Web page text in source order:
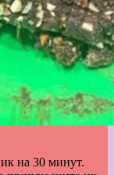
на 30 минут.